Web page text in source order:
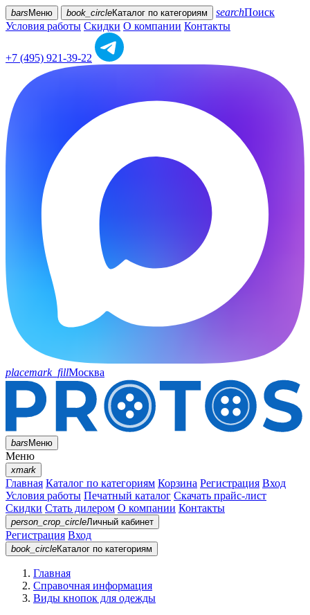
bars Меню book_circleКаталог по категориям searchПоиск
Условия работы Скидки О компании Контакты
+7 (495) 921-39-22
placemark_fillМосква
barsМеню
Меню
xmark
Главная Каталог по категориям Корзина Регистрация Вход
Условия работы Печатный каталог Скачать прайс-лист
Скидки Стать дилером О компании Контакты
person_crop_circleЛичный кабинет
Регистрация Вход
book_circleКаталог по категориям
Главная
Справочная информация
Виды кнопок для одежды